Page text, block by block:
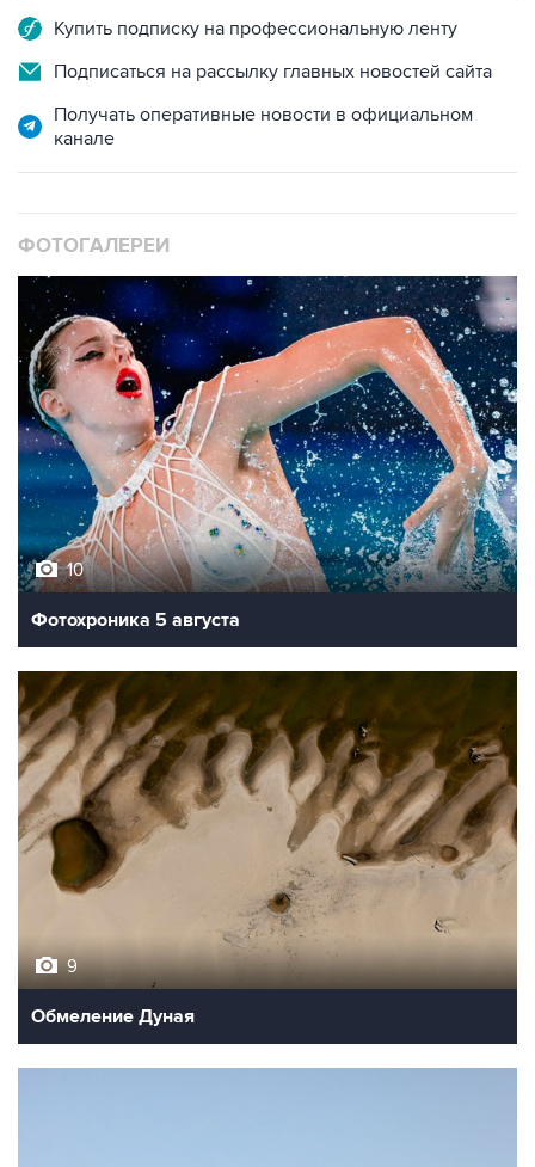
Купить подписку на профессиональную ленту
Подписаться на рассылку главных новостей сайта
Получать оперативные новости в официальном
канале
ФОТОГАЛЕРЕИ
10
Фотохроника 5 августа
9
Обмеление Дуная